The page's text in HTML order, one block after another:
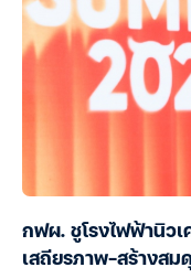
กฟผ. ชูโรงไฟฟ้านิว
เสถียรภาพ-สร้างสม